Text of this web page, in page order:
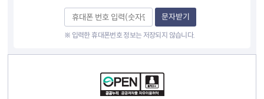
문자받기
※ 입력한 휴대폰번호 정보는 저장되지 않습니다.